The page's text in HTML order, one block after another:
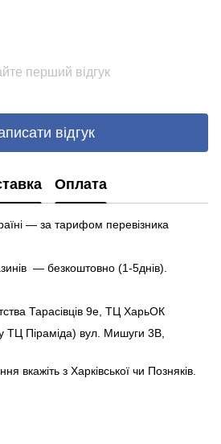
перший відгук
відгук
Оплата
— за тарифом перевізника
— безкоштовно (1-5днів).
Тарасівців 9е, ТЦ ХарьОК
ТЦ Піраміда) вул. Мишуги 3В,
вкажіть з Харківської чи Позняків.